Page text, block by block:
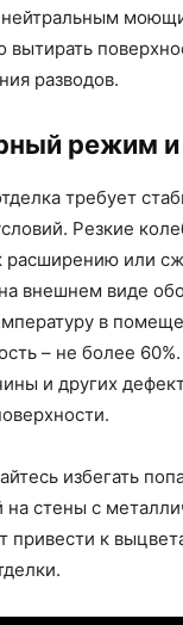
нейтральным
разводов.
режим
требует
Резкие
расширению или
внешнем виде
в
– не более
и других
избегать
стены с
привести к